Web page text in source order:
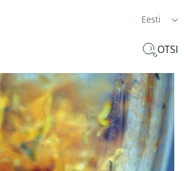
Eesti
OTSI